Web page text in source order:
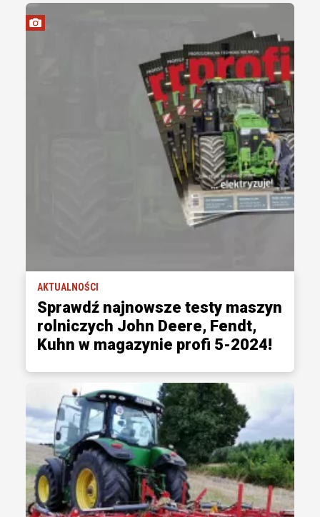
AKTUALNOŚCI
Sprawdź najnowsze testy maszyn
rolniczych John Deere, Fendt,
Kuhn w magazynie profi 5-2024!